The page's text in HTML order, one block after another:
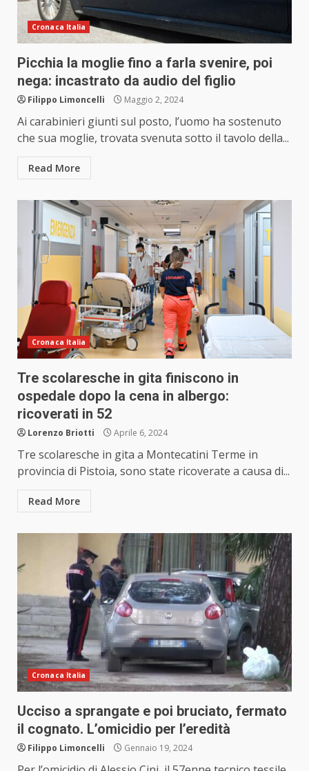
Cronaca Italia
Picchia la moglie fino a farla svenire, poi
nega: incastrato da audio del figlio
Filippo Limoncelli Maggio 2, 2024
Ai carabinieri giunti sul posto, l’uomo ha sostenuto
che sua moglie, trovata svenuta sotto il tavolo della...
Read More
Cronaca Italia
Tre scolaresche in gita finiscono in
ospedale dopo la cena in albergo:
ricoverati in 52
Lorenzo Briotti Aprile 6, 2024
Tre scolaresche in gita a Montecatini Terme in
provincia di Pistoia, sono state ricoverate a causa di...
Read More
Cronaca Italia
Ucciso a sprangate e poi bruciato, fermato
il cognato. L’omicidio per l’eredità
Filippo Limoncelli Gennaio 19, 2024